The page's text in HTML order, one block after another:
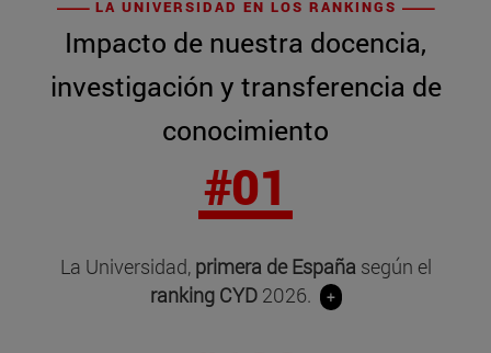
LA UNIVERSIDAD EN LOS RANKINGS
Impacto de nuestra docencia,
investigación y transferencia de
conocimiento
#01
La Universidad, primera de Españasegún el
ranking CYD2026. +